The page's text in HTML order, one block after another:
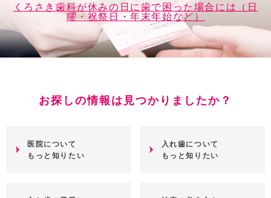
くろさき歯科が休みの日に歯で困った場合には（日
曜・祝祭日・年末年始など）
お探しの情報は見つかりましたか？
医院について
もっと知りたい
入れ歯について
もっと知りたい